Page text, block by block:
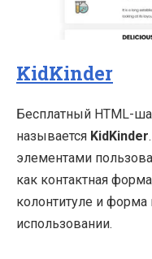
KidKinder
Бесплатный HTML-
называется KidKinder
элементами
как контактная
колонтитуле и форма
использовании.